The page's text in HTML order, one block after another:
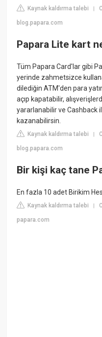
Kaynak kaldırma talebi |
blog.papara.com
Papara Lite kart
Tüm Papara Card'lar gibi
yerinde zahmetsizce
dilediğin ATM'den para
açıp kapatabilir,
yararlanabilir ve Cashback
kazanabilirsin.
Kaynak kaldırma talebi |
blog.papara.com
Bir kişi kaç tane
En fazla 10 adet Birikim
Kaynak kaldırma talebi |
papara.com